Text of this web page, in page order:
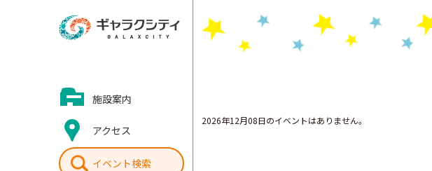
施設案内
アクセス
イベント検索
2026年12月08日のイベントはありません。